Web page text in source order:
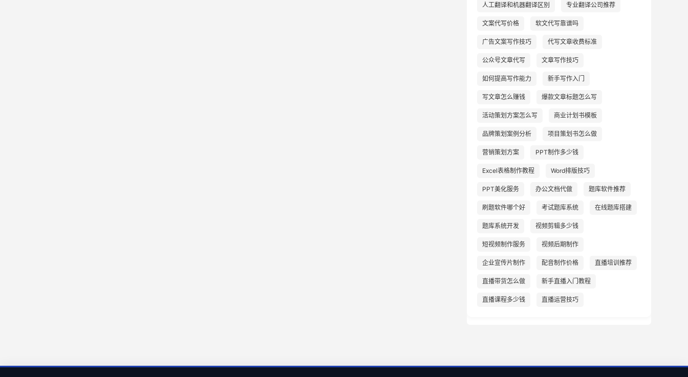
人工翻译和机器翻译区别 专业翻译公司推荐
文案代写价格 软文代写靠谱吗
广告文案写作技巧 代写文章收费标准
公众号文章代写 文章写作技巧
如何提高写作能力 新手写作入门
写文章怎么赚钱 爆款文章标题怎么写
活动策划方案怎么写 商业计划书模板
品牌策划案例分析 项目策划书怎么做
营销策划方案 PPT制作多少钱
Excel表格制作教程 Word排版技巧
PPT美化服务 办公文档代做 题库软件推荐
刷题软件哪个好 考试题库系统 在线题库搭建
题库系统开发 视频剪辑多少钱
短视频制作服务 视频后期制作
企业宣传片制作 配音制作价格 直播培训推荐
直播带货怎么做 新手直播入门教程
直播课程多少钱 直播运营技巧